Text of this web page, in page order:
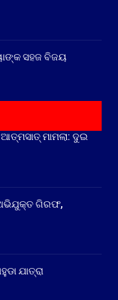
ସହଜ ବିଜୟ
ମାମଲା: ଦୁଇ
ଅଭିଯୁକ୍ତ ଗିରଫ,
ଯାତ୍ରା